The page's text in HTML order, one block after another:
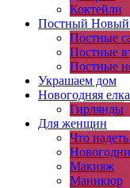
Коктейли
Постный Новый
Постные
Постные
Постные
Украшаем дом
Новогодняя елка
Гирлянды
Для женщин
Что
Макияж
Маникюр